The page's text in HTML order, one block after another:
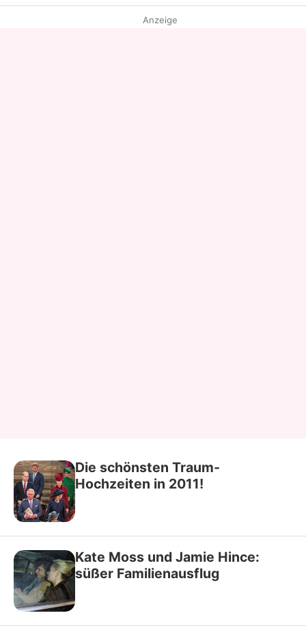
Anzeige
Die schönsten Traum-
Hochzeiten in 2011!
Kate Moss und Jamie Hince:
süßer Familienausflug